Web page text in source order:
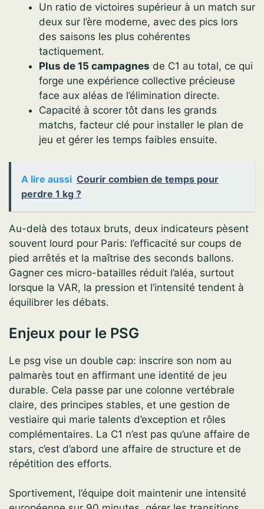
Un ratio de victoires supérieur à un match sur
deux sur l’ère moderne, avec des pics lors
des saisons les plus cohérentes
tactiquement.
Plus de 15 campagnes de C1 au total, ce qui
forge une expérience collective précieuse
face aux aléas de l’élimination directe.
Capacité à scorer tôt dans les grands
matchs, facteur clé pour installer le plan de
jeu et gérer les temps faibles ensuite.
A lire aussi Courir combien de temps pour
perdre 1 kg ?
Au-delà des totaux bruts, deux indicateurs pèsent
souvent lourd pour Paris: l’efficacité sur coups de
pied arrêtés et la maîtrise des seconds ballons.
Gagner ces micro-batailles réduit l’aléa, surtout
lorsque la VAR, la pression et l’intensité tendent à
équilibrer les débats.
Enjeux pour le PSG
Le psg vise un double cap: inscrire son nom au
palmarès tout en affirmant une identité de jeu
durable. Cela passe par une colonne vertébrale
claire, des principes stables, et une gestion de
vestiaire qui marie talents d’exception et rôles
complémentaires. La C1 n’est pas qu’une affaire de
stars, c’est d’abord une affaire de structure et de
répétition des efforts.
Sportivement, l’équipe doit maintenir une intensité